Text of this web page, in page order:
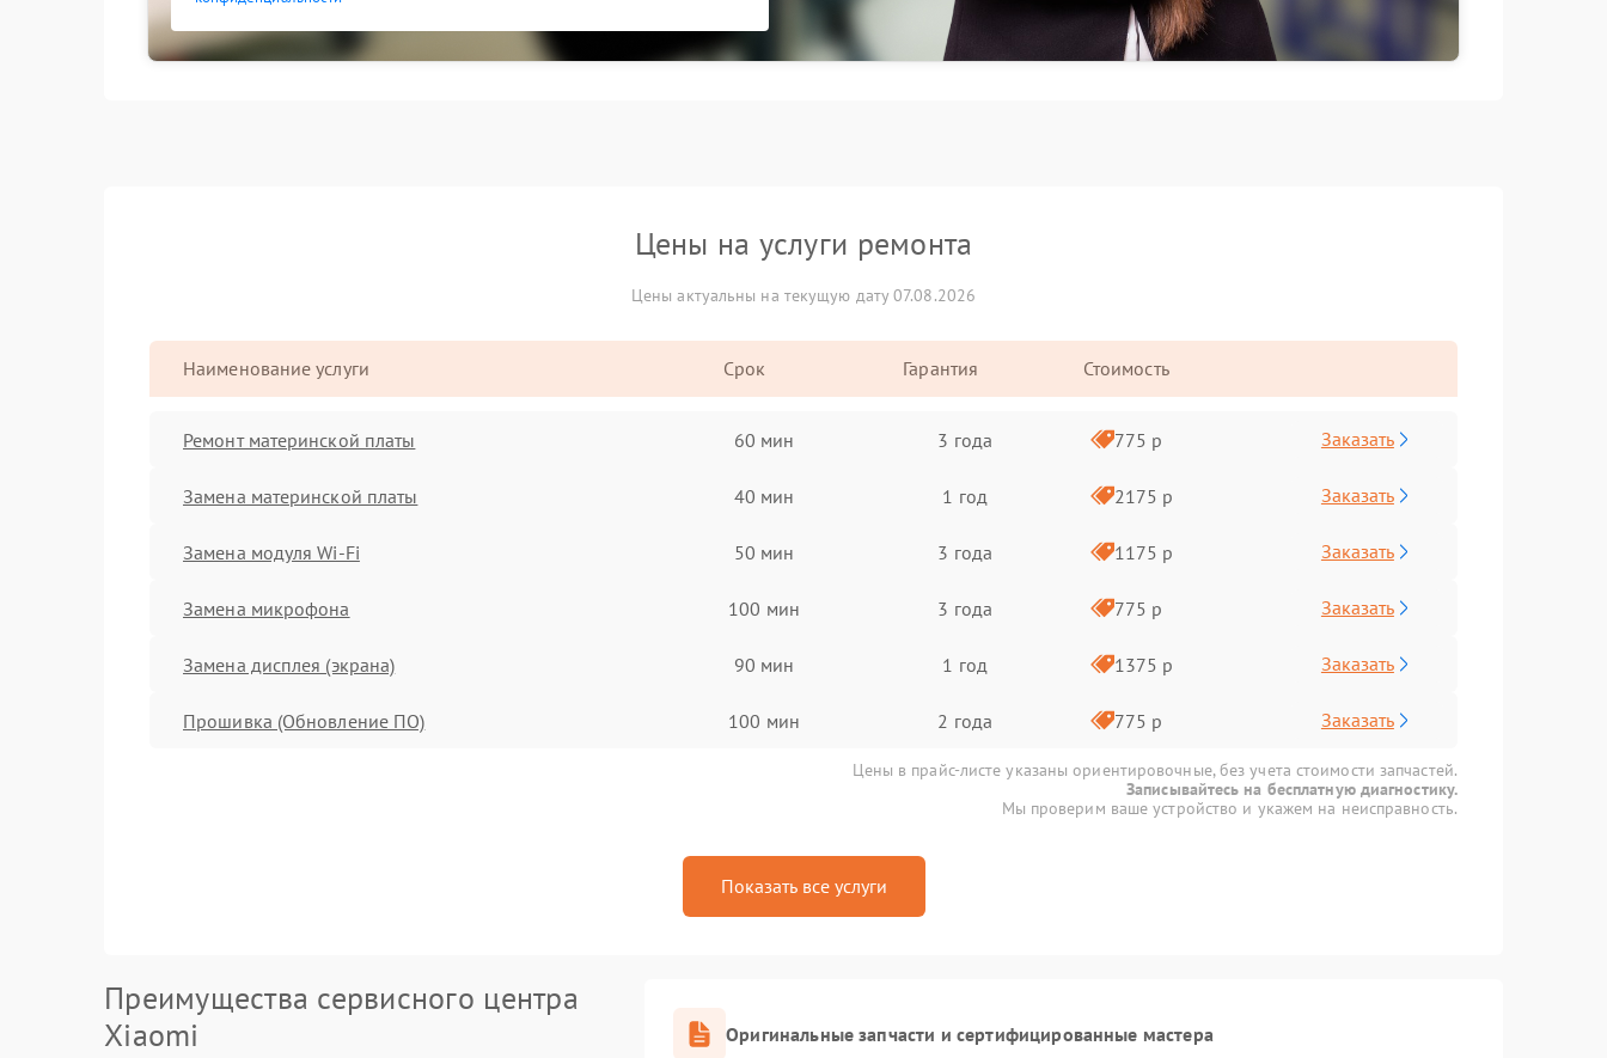
Цены на услуги ремонта
Цены актуальны на текущую дату 07.08.2026
Наименование услуги Срок Гарантия Стоимость
Ремонт материнской платы 60 мин 3 года 775 р Заказать
Замена материнской платы 40 мин 1 год 2175 р Заказать
Замена модуля Wi-Fi 50 мин 3 года 1175 р Заказать
Замена микрофона 100 мин 3 года 775 р Заказать
Замена дисплея (экрана) 90 мин 1 год 1375 р Заказать
Прошивка (Обновление ПО) 100 мин 2 года 775 р Заказать
Цены в прайс-листе указаны ориентировочные, без учета стоимости запчастей.
Записывайтесь на бесплатную диагностику.
Мы проверим ваше устройство и укажем на неисправность.
Показать все услуги
Преимущества сервисного центра
Xiaomi
Оригинальные запчасти и сертифицированные мастера